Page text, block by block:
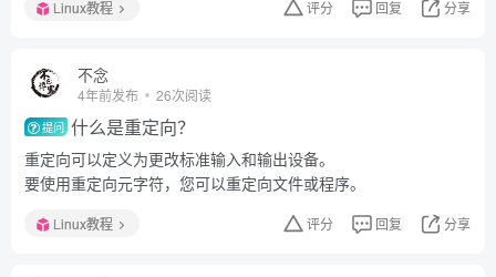
Linux教程 评分 回复 分享
不念
4年前发布 26次阅读
提问 什么是重定向？
重定向可以定义为更改标准输入和输出设备。
要使用重定向元字符，您可以重定向文件或程序。
Linux教程 评分 回复 分享